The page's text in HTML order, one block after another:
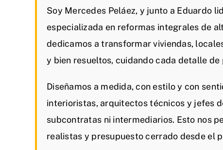
Soy Mercedes Peláez, y junto a Eduardo
especializada en reformas integrales de
dedicamos a transformar viviendas,
y bien resueltos, cuidando cada detalle de
Diseñamos a medida, con estilo y con
interioristas, arquitectos técnicos y jefes
subcontratas ni intermediarios. Esto nos
realistas y presupuesto cerrado desde el